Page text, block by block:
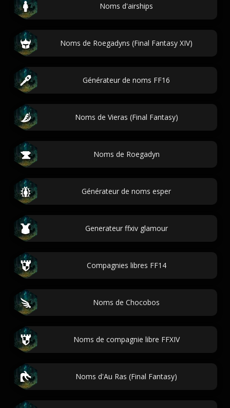
Noms d'airships
Noms de Roegadyns (Final Fantasy XIV)
Générateur de noms FF16
Noms de Vieras (Final Fantasy)
Noms de Roegadyn
Générateur de noms esper
Generateur ffxiv glamour
Compagnies libres FF14
Noms de Chocobos
Noms de compagnie libre FFXIV
Noms d'Au Ras (Final Fantasy)